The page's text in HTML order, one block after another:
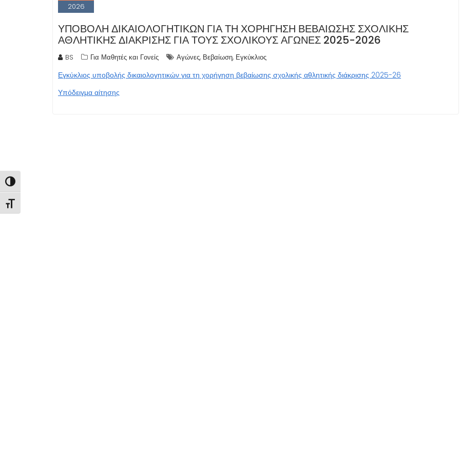
Εναλλαγή Υψηλής Αντίθεσης
Εναλλαγή Μεγέθους Γραμμάτων
2026
ΥΠΟΒΟΛΉ ΔΙΚΑΙΟΛΟΓΗΤΙΚΏΝ ΓΙΑ ΤΗ ΧΟΡΉΓΗΣΗ ΒΕΒΑΊΩΣΗΣ ΣΧΟΛΙΚΉΣ
ΑΘΛΗΤΙΚΉΣ ΔΙΆΚΡΙΣΗΣ ΓΙΑ ΤΟΥΣ ΣΧΟΛΙΚΟΎΣ ΑΓΏΝΕΣ 2025-2026
BS Για Μαθητές και Γονείς Αγώνες, Βεβαίωση, Εγκύκλιος
Εγκύκλιος υποβολής δικαιολογητικών για τη χορήγηση βεβαίωσης σχολικής αθλητικής διάκρισης 2025-26
Υπόδειγμα αίτησης